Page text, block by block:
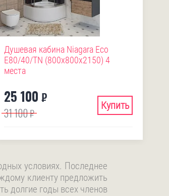
Душевая кабина Niagara Eco
E80/40/TN (800х800х2150) 4
места
25 100 ₽
31 100₽
Купить
условиях. Последнее
клиенту предложить
долгие годы всех членов